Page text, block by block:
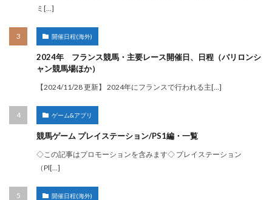
ミ[…]
開催日程(海外)
2024年 フランス競馬・主要レース開催日、日程（パリロンシ
ャン競馬場ほか）
【2024/11/28 更新】 2024年にフランスで行われる主[…]
ゲーム&アプリ
競馬ゲーム プレイステーション/PS1編・一覧
◇この記事はプロモーションを含みます◇ プレイステーション
（Pl[…]
開催日程(海外)